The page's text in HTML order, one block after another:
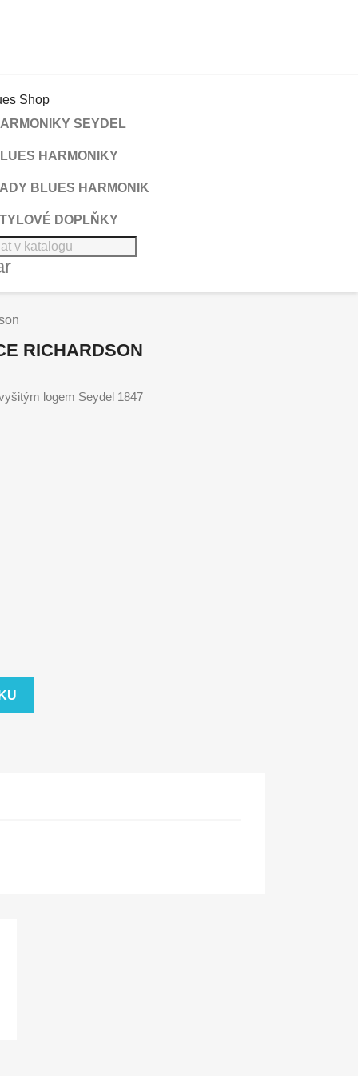
SEYDEL
HARMONIKY
BLUES HARMONIK
DOPLŇKY
RICHARDSON
logem Seydel 1847